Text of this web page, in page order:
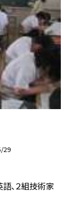
29
、２組技術家